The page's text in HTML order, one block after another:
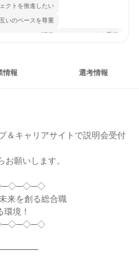
クトを推進したい
いのペースを尊重
ニケーションが活発 チームワークを重視
情報 選考情報
＆キャリアサイトで説明会受付
願いします。
来を創る総合職
境！